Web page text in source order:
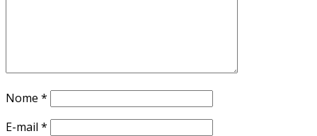
Nome *
E-mail *